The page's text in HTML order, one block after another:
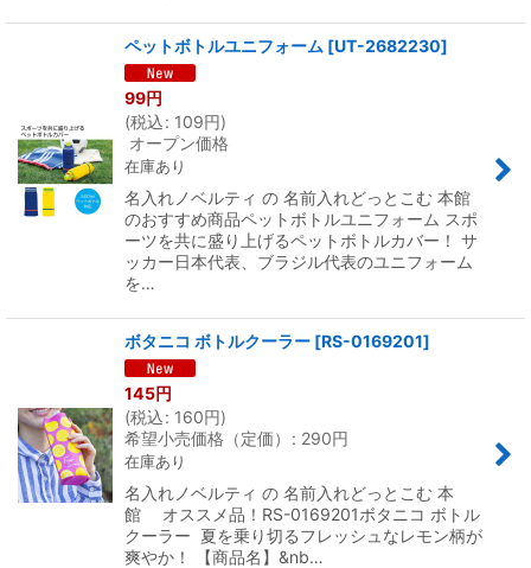
ペットボトルユニフォーム [UT-2682230]
99円
(税込: 109円)
オープン価格
在庫あり
名入れノベルティ の 名前入れどっとこむ 本館
のおすすめ商品ペットボトルユニフォーム スポ
ーツを共に盛り上げるペットボトルカバー！ サ
ッカー日本代表、ブラジル代表のユニフォーム
を…
ボタニコ ボトルクーラー [RS-0169201]
145円
(税込: 160円)
希望小売価格（定価）
: 290円
在庫あり
名入れノベルティ の 名前入れどっとこむ 本
館 オススメ品！RS-0169201ボタニコ ボトル
クーラー 夏を乗り切るフレッシュなレモン柄が
爽やか！ 【商品名】&nb…